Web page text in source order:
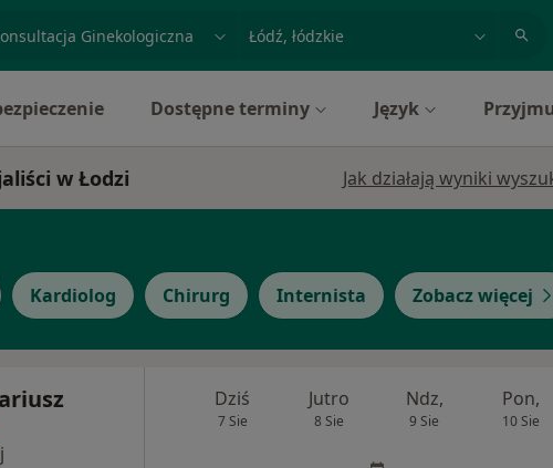
badanie lub nazwiskomiasto lub dzielnica
Dostępne terminy Język
w Łodzi Jak działają wyniki
Kardiolog Chirurg Internista Zobacz więcej
Dziś
7 Sie
Jutro
8 Sie
Ndz,
9 Sie
Pon,
10 Sie